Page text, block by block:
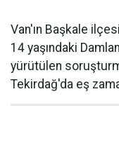
Van'ın Başkale
14 yaşındaki
yürütülen
Tekirdağ'da eş